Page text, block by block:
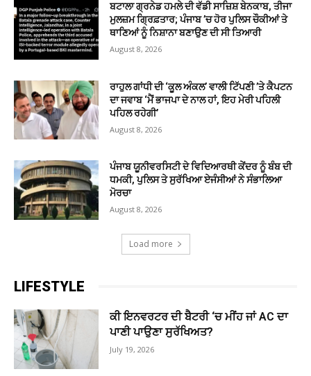
ਬਟਾਲਾ ਗ੍ਰਨੇਡ ਹਮਲੇ ਦੀ ਵੱਡੀ ਸਾਜ਼ਿਸ਼ ਬੇਨਕਾਬ, ਤੀਜਾ
ਮੁਲਜ਼ਮ ਗ੍ਰਿਫ਼ਤਾਰ; ਪੰਜਾਬ ’ਚ ਹੋਰ ਪੁਲਿਸ ਚੌਕੀਆਂ ਤੇ
ਥਾਣਿਆਂ ਨੂੰ ਨਿਸ਼ਾਨਾ ਬਣਾਉਣ ਦੀ ਸੀ ਤਿਆਰੀ
August 8, 2026
ਰਾਹੁਲ ਗਾਂਧੀ ਦੀ ‘ਕੂਲ ਅੰਕਲ’ ਵਾਲੀ ਟਿੱਪਣੀ ’ਤੇ ਕੈਪਟਨ
ਦਾ ਜਵਾਬ ‘ਮੈਂ ਭਾਜਪਾ ਦੇ ਨਾਲ ਹਾਂ, ਇਹ ਮੇਰੀ ਪਹਿਲੀ
ਪਹਿਲ ਰਹੇਗੀ’
August 8, 2026
ਪੰਜਾਬ ਯੂਨੀਵਰਸਿਟੀ ਦੇ ਵਿਦਿਆਰਥੀ ਕੇਂਦਰ ਨੂੰ ਬੰਬ ਦੀ
ਧਮਕੀ, ਪੁਲਿਸ ਤੇ ਸੁਰੱਖਿਆ ਏਜੰਸੀਆਂ ਨੇ ਸੰਭਾਲਿਆ
ਮੋਰਚਾ
August 8, 2026
Load more
LIFESTYLE
ਕੀ ਇਨਵਰਟਰ ਦੀ ਬੈਟਰੀ ‘ਚ ਮੀਂਹ ਜਾਂ AC ਦਾ
ਪਾਣੀ ਪਾਉਣਾ ਸੁਰੱਖਿਅਤ?
July 19, 2026